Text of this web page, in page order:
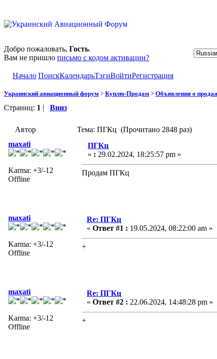
Добро пожаловать, Гость.
Вам не пришло письмо с кодом активации?
Начало ПоискКалендарьТэгиВойтиРегистрация
Украинский авиационный форум > Куплю-Продам > Объявления о
Страниц: 1 | Вниз
Автор
Тема: ПГКц (Прочитано 2848 раз)
maxati
Karma: +3/-12
Offline
ПГКц
« : 29.02.2024, 18:25:57 pm »
Продам ПГКц
maxati
Karma: +3/-12
Offline
Re: ПГКц
« Ответ #1 : 19.05.2024, 08:22:00 am »
+
maxati
Karma: +3/-12
Offline
Re: ПГКц
« Ответ #2 : 22.06.2024, 14:48:28 pm »
+